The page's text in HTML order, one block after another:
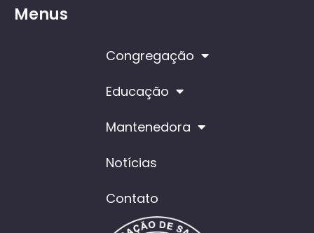
Menus
Congregação
Educação
Mantenedora
Notícias
Contato